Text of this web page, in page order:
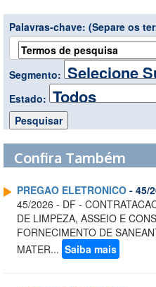
Palavras-chave: (Separe os
Segmento:
Estado:
Confira Também
PREGAO ELETRONICO - 45/
45/2026 - DF -
DE LIMPEZA, ASSEIO E
FORNECIMENTO DE
MATER... Saiba mais